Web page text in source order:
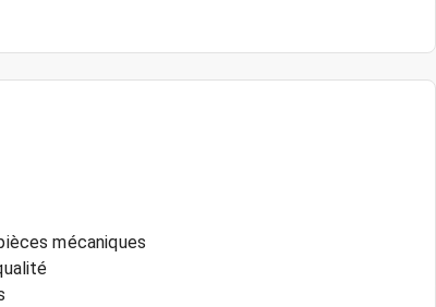
mécaniques